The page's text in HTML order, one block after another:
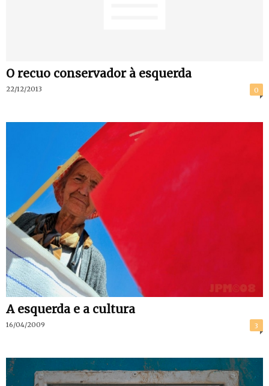
O recuo conservador à esquerda
22/12/2013 0
A esquerda e a cultura
16/04/2009 3